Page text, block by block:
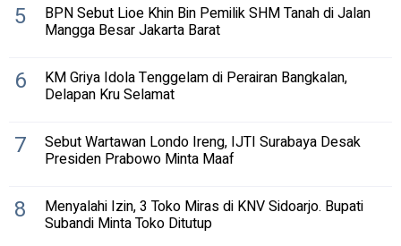
5 BPN Sebut Lioe Khin Bin Pemilik SHM Tanah di Jalan
Mangga Besar Jakarta Barat
6 KM Griya Idola Tenggelam di Perairan Bangkalan,
Delapan Kru Selamat
7 Sebut Wartawan Londo Ireng, IJTI Surabaya Desak
Presiden Prabowo Minta Maaf
8 Menyalahi Izin, 3 Toko Miras di KNV Sidoarjo. Bupati
Subandi Minta Toko Ditutup